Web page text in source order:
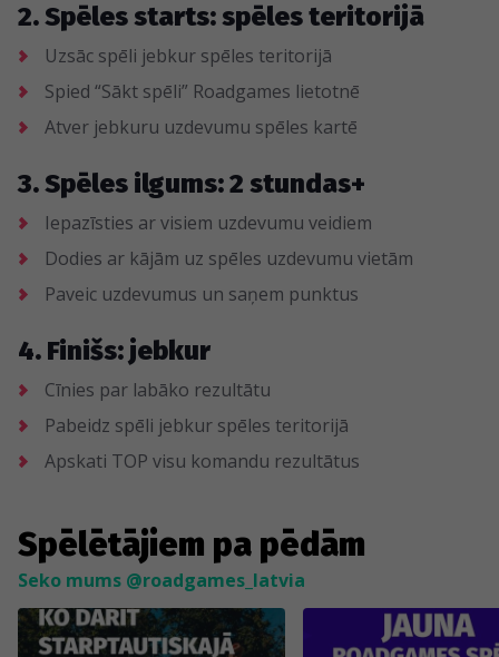
2. Spēles starts: spēles teritorijā
Uzsāc spēli jebkur spēles teritorijā
Spied “Sākt spēli” Roadgames lietotnē
Atver jebkuru uzdevumu spēles kartē
3. Spēles ilgums: 2 stundas+
Iepazīsties ar visiem uzdevumu veidiem
Dodies ar kājām uz spēles uzdevumu vietām
Paveic uzdevumus un saņem punktus
4. Finišs: jebkur
Cīnies par labāko rezultātu
Pabeidz spēli jebkur spēles teritorijā
Apskati TOP visu komandu rezultātus
Spēlētājiem pa pēdām
Seko mums @roadgames_latvia